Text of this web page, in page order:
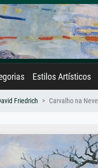
Estilos Artísticos
Friedrich Carvalho na Neve